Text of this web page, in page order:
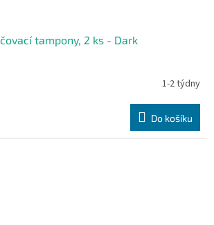
tampony, 2 ks - Dark
1-2 týdny
Do košíku